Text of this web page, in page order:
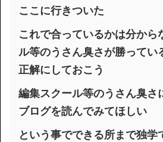
ここに行きついた
これで合っているかは分から
ル等のうさん臭さが勝ってい
正解にしておこう
編集スクール等のうさん臭さ
ブログを読んでみてほしい
という事でできる所まで独学